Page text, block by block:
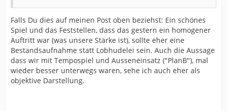
Falls Du dies auf meinen Post oben beziehst: Ein schönes
Spiel und das Feststellen, dass das gestern ein homogener
Auftritt war (was unsere Stärke ist), sollte eher eine
Bestandsaufnahme statt Lobhudelei sein. Auch die Aussage
dass wir mit Tempospiel und Ausseneinsatz ("PlanB"), mal
wieder besser unterwegs waren, sehe ich auch eher als
objektive Darstellung.